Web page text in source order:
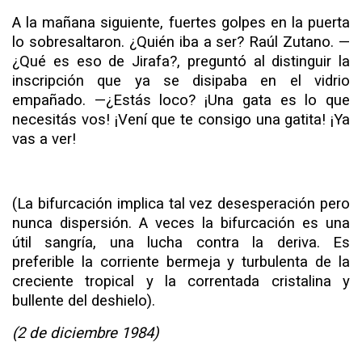
A la mañana siguiente, fuertes golpes en la puerta
lo so­bresaltaron. ¿Quién iba a ser? Raúl Zutano. —
¿Qué es eso de Jirafa?, preguntó al distinguir la
inscripción que ya se disi­paba en el vidrio
empañado. —¿Estás loco? ¡Una gata es lo que
necesitás vos! ¡Vení que te consigo una gatita! ¡Ya
vas a ver!
(La bifurcación implica tal vez desesperación pero
nunca dispersión. A veces la bifurcación es una
útil sangría, una lucha contra la deriva. Es
preferible la corriente bermeja y tur­bulenta de la
creciente tropical y la correntada cristalina y
bullente del deshielo).
(2 de diciembre 1984)